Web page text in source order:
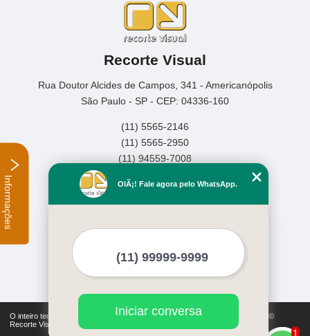
Recorte Visual
Rua Doutor Alcides de Campos, 341 - Americanópolis
São Paulo - SP - CEP: 04336-160
(11) 5565-2146
(11) 5565-2950
(11) 94559-7008
Home
Serviços
Mapa do site
Mais Serviços
O inteiro teor deste site está sujeito à proteção de direitos autorais. Copyright©
Recorte Visual (Lei 9610 de 19/02/1998)
1
OlÃ¡! Fale agora pelo WhatsApp.
Iniciar conversa
Informações